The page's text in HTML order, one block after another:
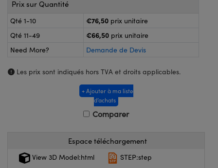
ou Coupleurs
de Poche ou à Mesure Directe
Optiques Lightpath
Labs™
Prix sur Quantité
Qté 1-10 €76,50 prix unitaire
Qté 11-49
€66,50 prix unitaire
Need More?
Demande de Devis
Les prix sont indiqués hors TVA et droits applicables.
+ Ajouter à ma liste
d’achats
Comparer
Espace téléchargement
View 3D Model:html
STEP:step